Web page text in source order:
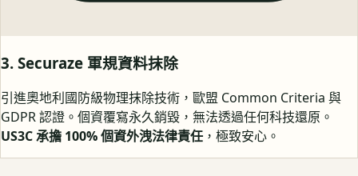
3. Securaze 軍規資料抹除
引進奧地利國防級物理抹除技術，歐盟 Common Criteria 與
GDPR 認證。個資覆寫永久銷毀，無法透過任何科技還原。
US3C 承擔 100% 個資外洩法律責任 ，極致安心。